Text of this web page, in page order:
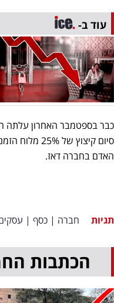
עוד ב-
האדם בחברה דאז.
תגיות חברה | כסף |
הכתבות